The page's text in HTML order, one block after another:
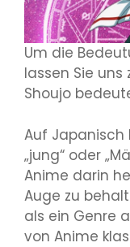
Um die
lassen Sie
Shoujo
Auf Japanisch
„jung“ oder
Anime darin
Auge zu
als ein Genre
von Anime